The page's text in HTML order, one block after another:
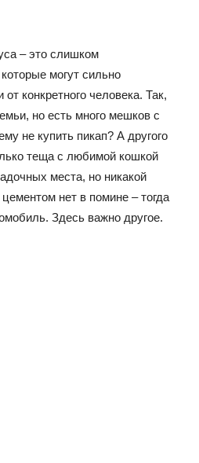
– это слишком
могут сильно
конкретного человека. Так,
но есть много мешков с
не купить пикап? А другого
теща с любимой кошкой
места, но никакой
нет в помине – тогда
Здесь важно другое.